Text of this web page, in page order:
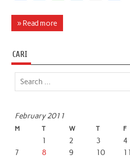
c
o
o
i
e
A
d
» Read more
CARI
February 2011
M T W T F
1 2 3 4
7
8 9 10 11